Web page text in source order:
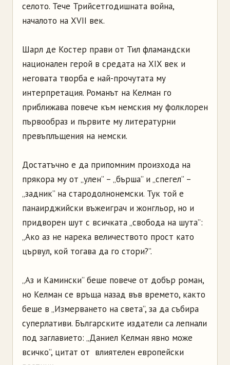
селото. Тече Трийсетгодишната война,
началото на XVII век.
Шарл де Костер прави от Тил фламандски
национален герой в средата на XIX век и
неговата творба е най-прочутата му
интерпретация. Романът на Келман го
приближава повече към немския му фолклорен
първообраз и първите му литературни
превъплъщения на немски.
Достатъчно е да припомним произхода на
прякора му от „улен” – „бърша” и „спегел” –
„задник” на стародолнонемски. Тук той е
панаирджийски въжеиграч и жонгльор, но и
придворен шут с всичката „свобода на шута”:
„Ако аз не нарека величеството прост като
цървул, кой тогава да го стори?”.
„Аз и Камински” беше повече от добър роман,
но Келман се връща назад във времето, както
беше в „Измерването на света”, за да събира
суперлативи. Българските издатели са лепнали
под заглавието: „Даниел Келман явно може
всичко”, цитат от влиятелен европейски